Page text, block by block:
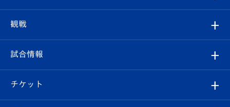
クラブ
試合情報
クラブ概要
エンブレム紹介
観戦
観戦ルール
はじめての観戦ガイド
試合情報
試合日程/結果
チケット